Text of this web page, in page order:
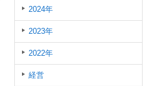
2024年
2023年
2022年
経営